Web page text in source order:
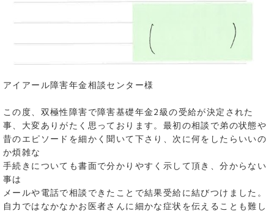
アイアール障害年金相談センター様
この度、双極性障害で障害基礎年金2級の受給が決定された
事、大変ありがたく思っております。最初の相談で弟の状態や
昔のエピソードを細かく聞いて下さり、次に何をしたらいいの
か煩雑な
手続きについても書面で分かりやすく示して頂き、分からない
事は
メールや電話で相談できたことで結果受給に結びつけました。
自力ではなかなかお医者さんに細かな症状を伝えることも難し